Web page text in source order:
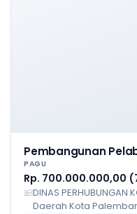
Pembangunan
PAGU
Rp. 700.000.000,00
DINAS PERHUBUNGAN
Daerah Kota